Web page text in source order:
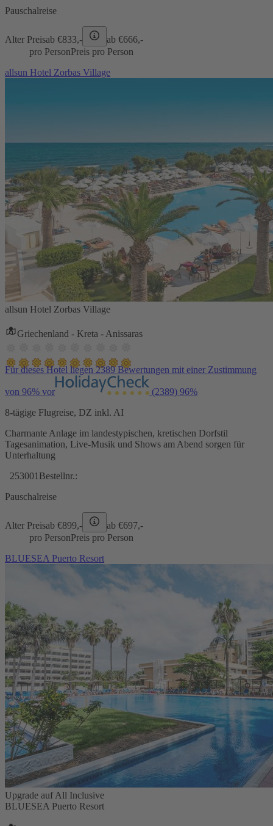
Pauschalreise
Alter Preisab €833,- ab €666,-
pro PersonPreis pro Person
allsun Hotel Zorbas Village
allsun Hotel Zorbas Village
Griechenland - Kreta - Anissaras
Für dieses Hotel liegen 2389 Bewertungen mit einer Zustimmung
von 96% vor (2389) 96%
8-tägige Flugreise, DZ inkl. AI
Charmante Anlage im landestypischen, kretischen Dorfstil
Tagesanimation, Live-Musik und Shows am Abend sorgen für
Unterhaltung
253001 Bestellnr.:
Pauschalreise
Alter Preisab €899,- ab €697,-
pro PersonPreis pro Person
BLUESEA Puerto Resort
Upgrade auf All Inclusive
BLUESEA Puerto Resort